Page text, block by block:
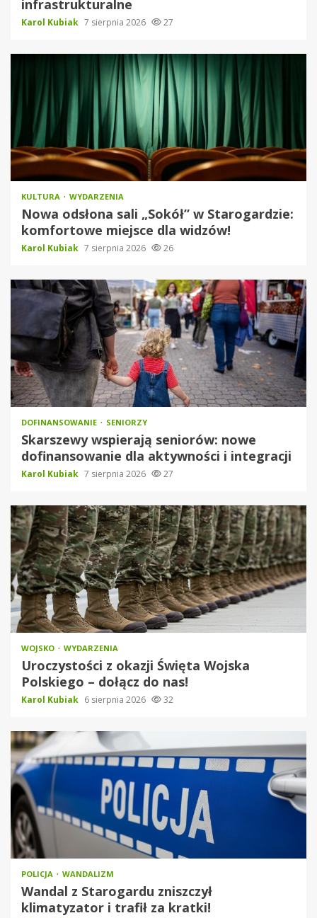
infrastrukturalne
Karol Kubiak 7 sierpnia 2026 27
KULTURA WYDARZENIA
Nowa odsłona sali „Sokół” w Starogardzie:
komfortowe miejsce dla widzów!
Karol Kubiak 7 sierpnia 2026 26
DOFINANSOWANIE SENIORZY
Skarszewy wspierają seniorów: nowe
dofinansowanie dla aktywności i integracji
Karol Kubiak 7 sierpnia 2026 27
WOJSKO WYDARZENIA
Uroczystości z okazji Święta Wojska
Polskiego – dołącz do nas!
Karol Kubiak 6 sierpnia 2026 32
POLICJA WANDALIZM
Wandal z Starogardu zniszczył
klimatyzator i trafił za kratki!